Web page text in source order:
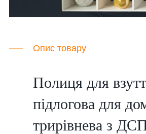
Опис товару
Полиця для
підлогова для
трирівнева з